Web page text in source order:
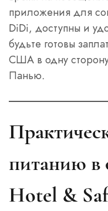
приложения для
DiDi, доступны и
будьте готовы
США в одну
Панью.
питанию в
Hotel &